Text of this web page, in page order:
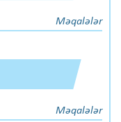
Məqalələr
Məqalələr